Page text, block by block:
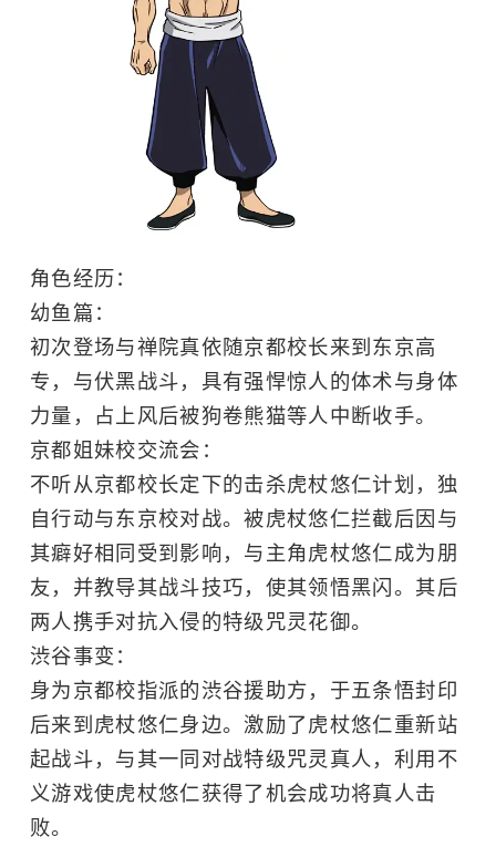
角色经历：
幼鱼篇：
初次登场与禅院真依随京都校长来到东京高
专，与伏黑战斗，具有强悍惊人的体术与身体
力量，占上风后被狗卷熊猫等人中断收手。
京都姐妹校交流会：
不听从京都校长定下的击杀虎杖悠仁计划，独
自行动与东京校对战。被虎杖悠仁拦截后因与
其癖好相同受到影响，与主角虎杖悠仁成为朋
友，并教导其战斗技巧，使其领悟黑闪。其后
两人携手对抗入侵的特级咒灵花御。
渋谷事变：
身为京都校指派的渋谷援助方，于五条悟封印
后来到虎杖悠仁身边。激励了虎杖悠仁重新站
起战斗，与其一同对战特级咒灵真人，利用不
义游戏使虎杖悠仁获得了机会成功将真人击
败。